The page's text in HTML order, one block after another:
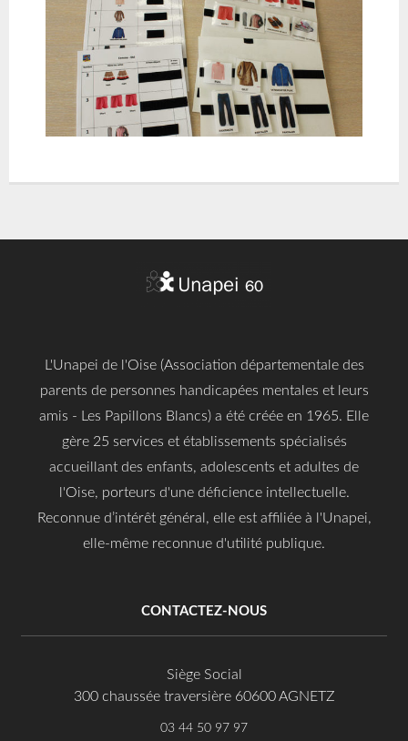
L'Unapei de l'Oise (Association départementale des
parents de personnes handicapées mentales et leurs
amis - Les Papillons Blancs) a été créée en 1965. Elle
gère 25 services et établissements spécialisés
accueillant des enfants, adolescents et adultes de
l'Oise, porteurs d'une déficience intellectuelle.
Reconnue d’intérêt général, elle est affiliée à l'Unapei,
elle-même reconnue d'utilité publique.
CONTACTEZ-NOUS
Siège Social
300 chaussée traversière 60600 AGNETZ
03 44 50 97 97